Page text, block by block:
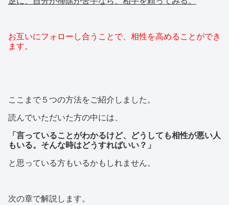
お互いにフォローし合うことで、相性を高めることができ
ます。
ここまで５つの方法をご紹介しました。
読んでいただいた方の中には、
「言っていることがわかるけど、どうしても相性が悪い人
もいる。そんな時はどうすればいい？」
と思っている方もいるかもしれません。
次の章で解説します。